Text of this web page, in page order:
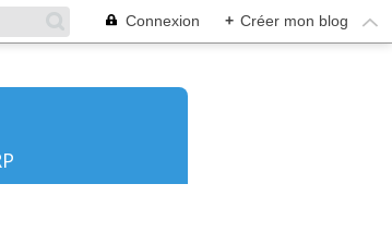
Connexion + Créer mon blog